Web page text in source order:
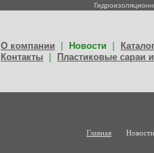
О компании | Новости |
Контакты | Пластиковые сараи
Главная Новости